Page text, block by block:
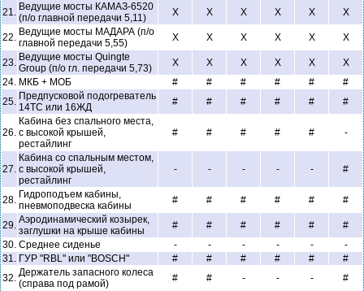
21. Ведущие мосты КАМАЗ-6520
(п/о главной передачи 5,11)
X X X X X X
22. Ведущие мосты МАДАРА (п/о
главной передачи 5,55)
X X X X X X
23. Ведущие мосты Quingte
Group (п/о гл. передачи 5,73)
X X X X X
X
24. МКБ + МОБ # # # # #
#
25. Предпусковой подогреватель
14ТС или 16ЖД
# # # # # #
26.
Кабина без спального места,
с высокой крышей,
рестайлинг
# # # # # -
27.
Кабина со спальным местом,
с высокой крышей,
рестайлинг
- - - - - #
28. Гидроподъем кабины,
пневмоподвеска кабины
# # # # # #
29. Аэродинамический козырек,
заглушки на крыше кабины
# # # # #
#
30. Среднее сиденье - - - - -
-
31. ГУР "RBL" или "BOSCH" # # # # #
#
32. Держатель запасного колеса
(справа под рамой)
# # - - - #